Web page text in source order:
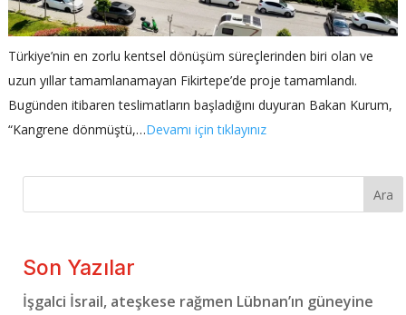
Türkiye’nin en zorlu kentsel dönüşüm süreçlerinden biri olan ve
uzun yıllar tamamlanamayan Fikirtepe’de proje tamamlandı.
Bugünden itibaren teslimatların başladığını duyuran Bakan Kurum,
“Kangrene dönmüştü,…Devamı için tıklayınız
Ara
Son Yazılar
İşgalci İsrail, ateşkese rağmen Lübnan’ın güneyine